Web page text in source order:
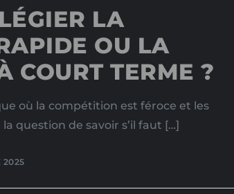
LA
OU LA
COURT TERME ?
où la compétition est féroce et les
question de savoir s’il faut […]
2025